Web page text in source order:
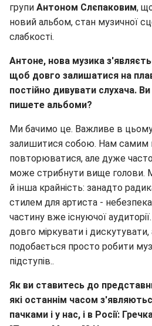
групи Антоном Слєпаковим,
новий альбом, стан музичної
слабкості.
Антоне, нова музика
щоб довго залишатися на
постійно дивувати слухача.
пишете альбоми?
Ми бачимо це. Важливе в
залишитися собою. Нам самим
повторюватися, але дуже
може стрибнути вище голови.
й інша крайність: занадто
стилем для артиста -
частину вже існуючої
довго міркувати і
подобається просто робити
підступів..
Як ви ставитесь до
які останнім часом
пачками і у нас, і в Росії: